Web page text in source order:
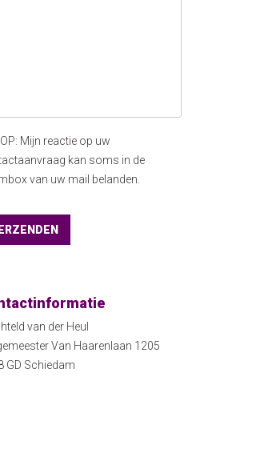
OP: Mijn reactie op uw
kan soms in de
van uw mail belanden.
van der Heul
Van Haarenlaan 1205
GD Schiedam